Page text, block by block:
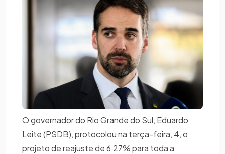
O governador do Rio Grande do Sul, Eduardo
Leite (PSDB), protocolou na terça-feira, 4, o
projeto de reajuste de 6,27% para toda a